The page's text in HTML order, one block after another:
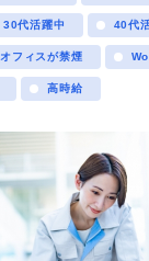
30代活躍中 40代
オフィスが禁煙
高時給